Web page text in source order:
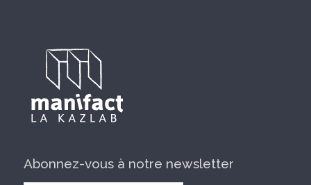
Abonnez-vous à notre newsletter